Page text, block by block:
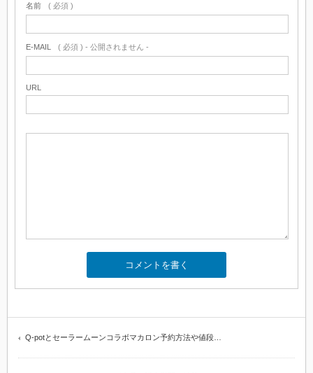
名前 ( 必須 )
E-MAIL ( 必須 ) - 公開されません -
URL
Q-potとセーラームーンコラボマカロン予約方法や値段…